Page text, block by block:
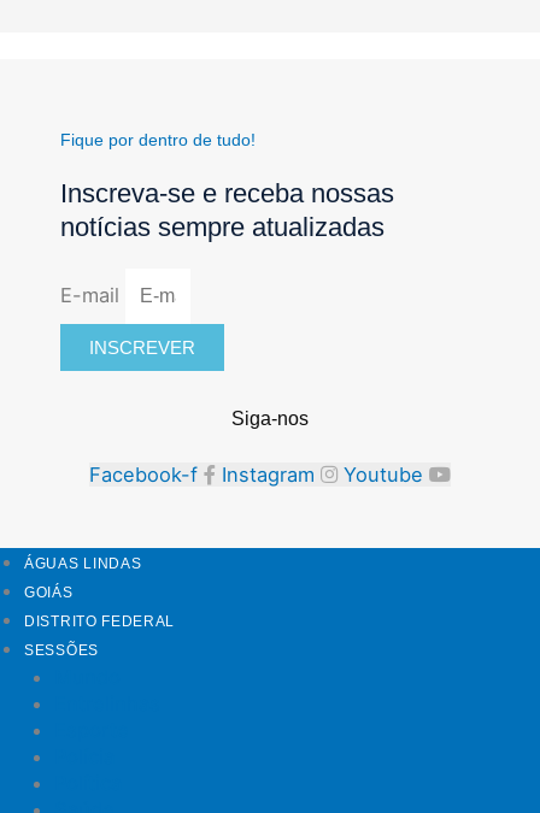
Fique por dentro de tudo!
Inscreva-se e receba nossas
notícias sempre atualizadas
E-mail
INSCREVER
Siga-nos
Facebook-f Instagram Youtube
ÁGUAS LINDAS
GOIÁS
DISTRITO FEDERAL
SESSÕES